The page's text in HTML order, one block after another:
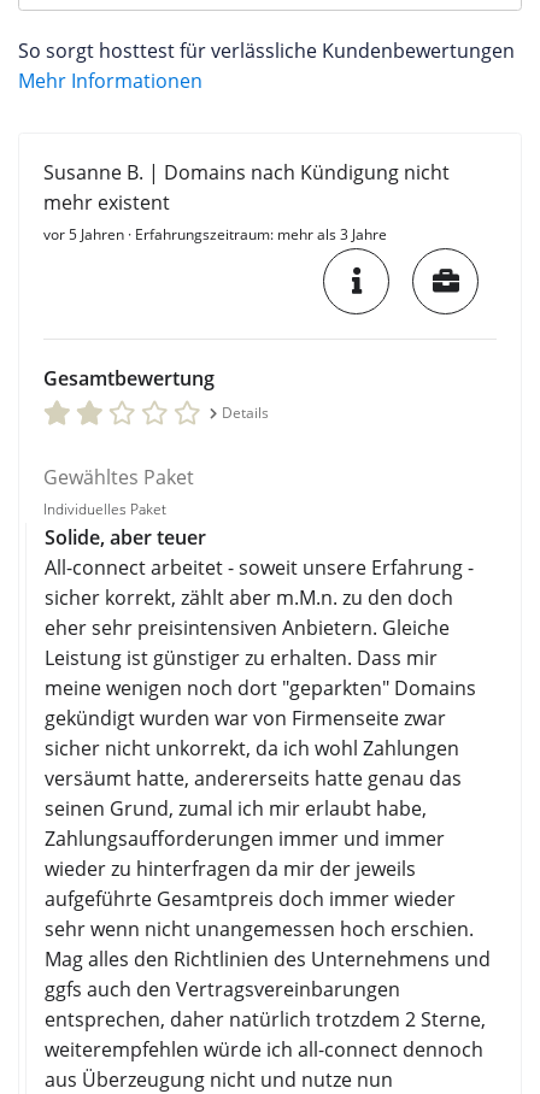
So sorgt hosttest für verlässliche Kundenbewertungen
Mehr Informationen
Susanne B. | Domains nach Kündigung nicht
mehr existent
vor 5 Jahren · Erfahrungszeitraum: mehr als 3 Jahre
Gesamtbewertung
Details
Gewähltes Paket
Individuelles Paket
Solide, aber teuer
All-connect arbeitet - soweit unsere Erfahrung -
sicher korrekt, zählt aber m.M.n. zu den doch
eher sehr preisintensiven Anbietern. Gleiche
Leistung ist günstiger zu erhalten. Dass mir
meine wenigen noch dort "geparkten" Domains
gekündigt wurden war von Firmenseite zwar
sicher nicht unkorrekt, da ich wohl Zahlungen
versäumt hatte, andererseits hatte genau das
seinen Grund, zumal ich mir erlaubt habe,
Zahlungsaufforderungen immer und immer
wieder zu hinterfragen da mir der jeweils
aufgeführte Gesamtpreis doch immer wieder
sehr wenn nicht unangemessen hoch erschien.
Mag alles den Richtlinien des Unternehmens und
ggfs auch den Vertragsvereinbarungen
entsprechen, daher natürlich trotzdem 2 Sterne,
weiterempfehlen würde ich all-connect dennoch
aus Überzeugung nicht und nutze nun